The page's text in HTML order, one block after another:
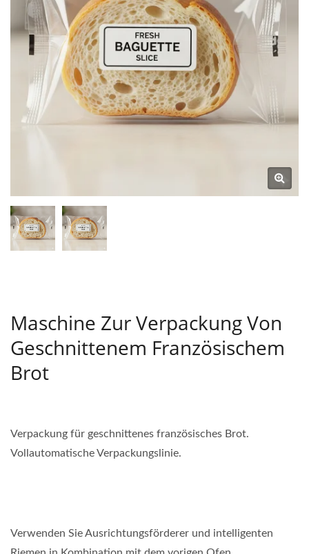
Maschine Zur Verpackung Von
Geschnittenem Französischem
Brot
Verpackung für geschnittenes französisches Brot.
Vollautomatische Verpackungslinie.
Verwenden Sie Ausrichtungsförderer und intelligenten